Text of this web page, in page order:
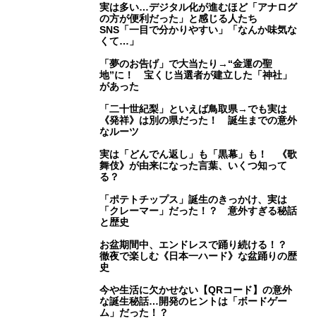
実は多い…デジタル化が進むほど「アナログ
の方が便利だった」と感じる人たち
SNS「一目で分かりやすい」「なんか味気な
くて…」
「夢のお告げ」で大当たり→“金運の聖
地”に！ 宝くじ当選者が建立した「神社」
があった
「二十世紀梨」といえば鳥取県→でも実は
《発祥》は別の県だった！ 誕生までの意外
なルーツ
実は「どんでん返し」も「黒幕」も！ 《歌
舞伎》が由来になった言葉、いくつ知って
る？
「ポテトチップス」誕生のきっかけ、実は
「クレーマー」だった！？ 意外すぎる秘話
と歴史
お盆期間中、エンドレスで踊り続ける！？
徹夜で楽しむ《日本一ハード》な盆踊りの歴
史
今や生活に欠かせない【QRコード】の意外
な誕生秘話…開発のヒントは「ボードゲー
ム」だった！？